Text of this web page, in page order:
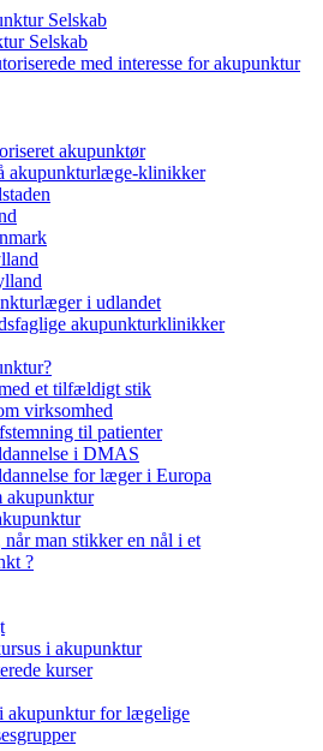
Selskab
med interesse for akupunktur
akupunktør
akupunkturlæge-klinikker
i udlandet
akupunkturklinikker
et tilfældigt stik
virksomhed
til patienter
i DMAS
for læger i Europa
akupunktur
når man stikker en nål i et
?
i akupunktur
kurser
akupunktur for lægelige